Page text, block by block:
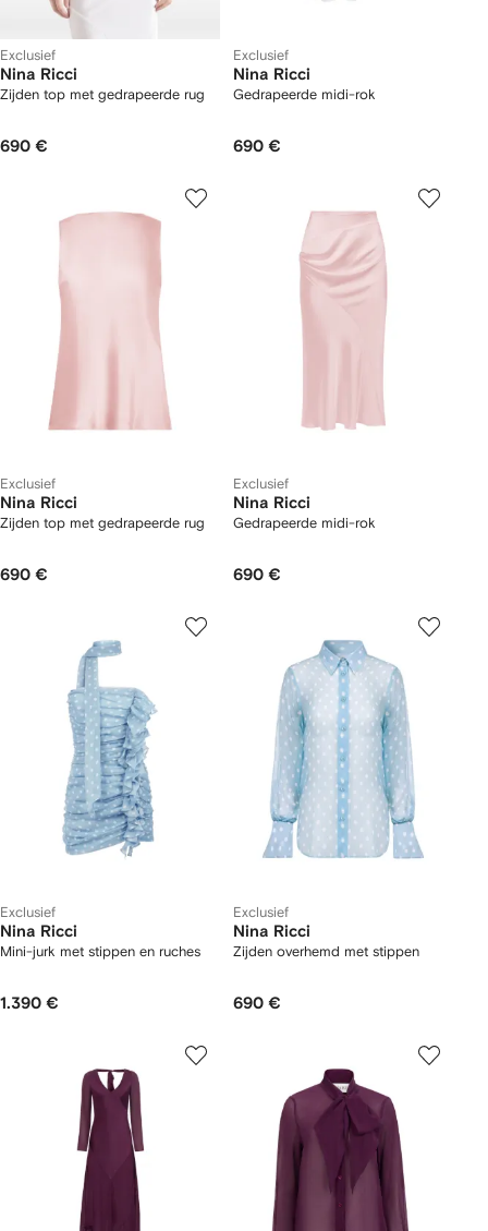
Exclusief
Nina Ricci
Zijden top met gedrapeerde rug
690 €
Exclusief
Nina Ricci
Gedrapeerde midi-rok
690 €
Exclusief
Nina Ricci
Zijden top met gedrapeerde rug
690 €
Exclusief
Nina Ricci
Gedrapeerde midi-rok
690 €
Exclusief
Nina Ricci
Mini-jurk met stippen en ruches
1.390 €
Exclusief
Nina Ricci
Zijden overhemd met stippen
690 €